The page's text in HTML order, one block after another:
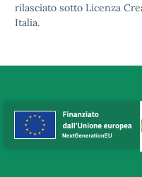
rilasciato sotto Licenza
Italia.